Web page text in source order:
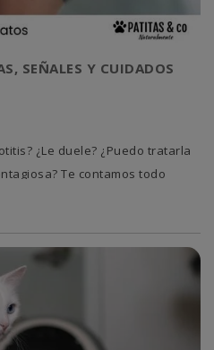
SEÑALES Y CUIDADOS
¿Le duele? ¿Puedo tratarla
Te contamos todo
de tu gatete.